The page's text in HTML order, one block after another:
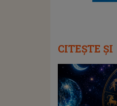
CITEȘTE ȘI